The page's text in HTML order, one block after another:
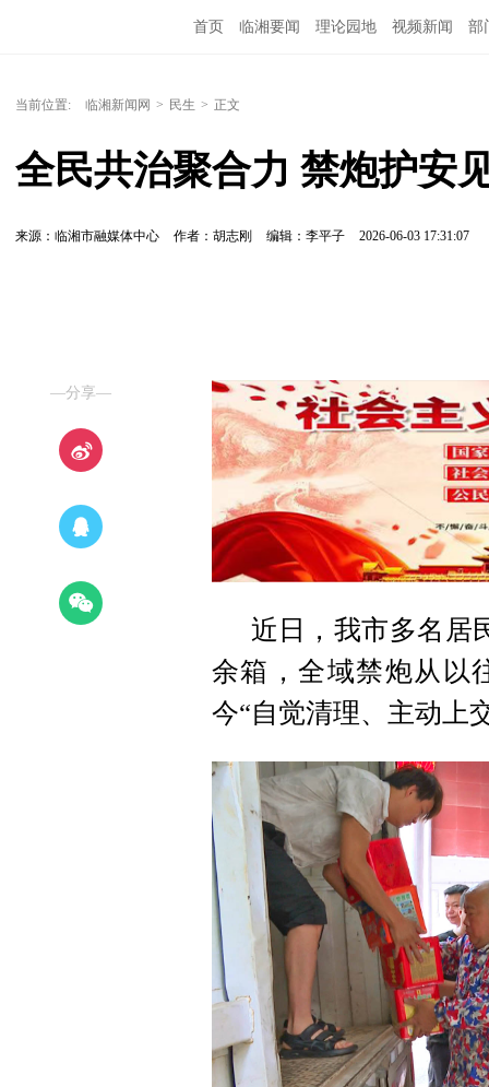
首页 临湘要闻 理论园地 视频新闻 部
当前位置: 临湘新闻网 > 民生 > 正文
全民共治聚合力 禁炮护安
来源：临湘市融媒体中心 作者：胡志刚 编辑：李平子 2026-06-03 17:31:07
—分享—
近日，我市多名居
余箱，全域禁炮从以
今“自觉清理、主动上